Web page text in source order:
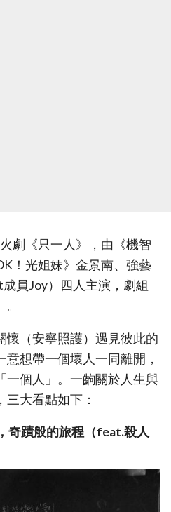
劇《只一人》，由《機智
！光姐妹》金景南、強藝
員Joy）四人主演，劇組
懷（安寧照護）遇見彼此的
想帶一個壞人一同離開，
一個人」。一齣關於人生與
三大看點如下：
奇蹟般的旅程（feat.殺人